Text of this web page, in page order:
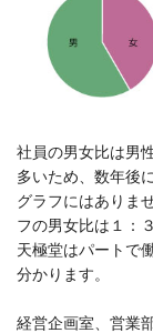
社員の男女比は男
多いため、数年後
グラフにはありま
フの男女比は１：
天極堂はパートで
分かります。
経営企画室、営業